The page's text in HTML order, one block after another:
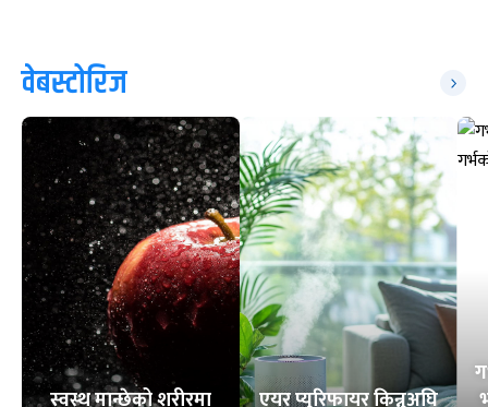
वेबस्टोरिज
स्वस्थ मान्छेको शरीरमा
एयर प्युरिफायर किन्नुअघि